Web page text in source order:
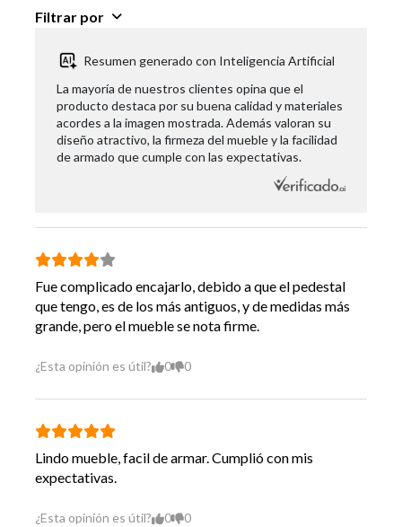
Filtrar por
Resumen generado con Inteligencia Artificial
La mayoría de nuestros clientes opina que el
producto destaca por su buena calidad y materiales
acordes a la imagen mostrada. Además valoran su
diseño atractivo, la firmeza del mueble y la facilidad
de armado que cumple con las expectativas.
Fue complicado encajarlo, debido a que el pedestal
que tengo, es de los más antiguos, y de medidas más
grande, pero el mueble se nota firme.
¿Esta opinión es útil? 0 0
Lindo mueble, facil de armar. Cumplió con mis
expectativas.
¿Esta opinión es útil? 0 0